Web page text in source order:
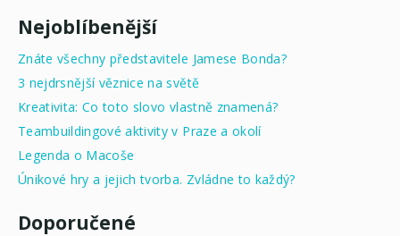
Nejoblíbenější
Znáte všechny představitele Jamese Bonda?
3 nejdrsnější věznice na světě
Kreativita: Co toto slovo vlastně znamená?
Teambuildingové aktivity v Praze a okolí
Legenda o Macoše
Únikové hry a jejich tvorba. Zvládne to každý?
Doporučené